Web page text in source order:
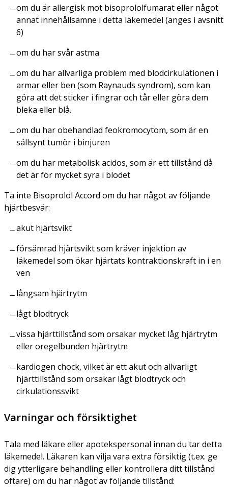
om du är allergisk mot bisoprololfumarat eller något
annat innehållsämne i detta läkemedel (anges i avsnitt
6)
om du har svår astma
om du har allvarliga problem med blodcirkulationen i
armar eller ben (som Raynauds syndrom), som kan
göra att det sticker i fingrar och tår eller göra dem
bleka eller blå.
om du har obehandlad feokromocytom, som är en
sällsynt tumör i binjuren
om du har metabolisk acidos, som är ett tillstånd då
det är för mycket syra i blodet
Ta inte Bisoprolol Accord om du har något av följande
hjärtbesvär:
akut hjärtsvikt
försämrad hjärtsvikt som kräver injektion av
läkemedel som ökar hjärtats kontraktionskraft in i en
ven
långsam hjärtrytm
lågt blodtryck
vissa hjärttillstånd som orsakar mycket låg hjärtrytm
eller oregelbunden hjärtrytm
kardiogen chock, vilket är ett akut och allvarligt
hjärttillstånd som orsakar lågt blodtryck och
cirkulationssvikt
Varningar och försiktighet
Tala med läkare eller apotekspersonal innan du tar detta
läkemedel. Läkaren kan vilja vara extra försiktig (t.ex. ge
dig ytterligare behandling eller kontrollera ditt tillstånd
oftare) om du har något av följande tillstånd: